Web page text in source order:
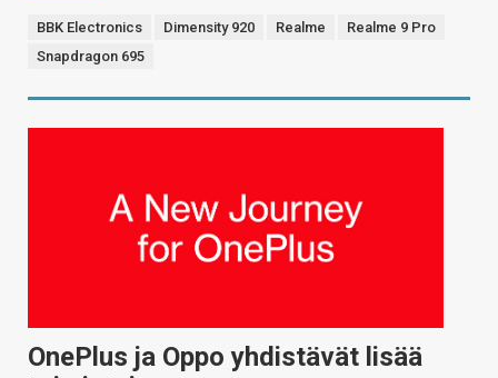
BBK Electronics Dimensity 920 Realme
Realme 9 Pro
Snapdragon 695
OnePlus ja Oppo yhdistävät lisää